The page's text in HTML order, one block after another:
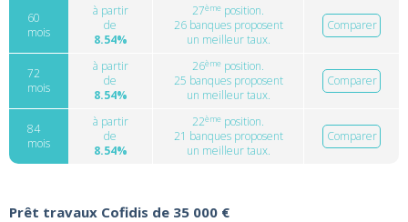
60
mois
à partir
de
8.54%
27ème position.
26 banques proposent
un meilleur taux.
Comparer
72
mois
à partir
de
8.54%
26ème position.
25 banques proposent
un meilleur taux.
Comparer
84
mois
à partir
de
8.54%
22ème position.
21 banques proposent
un meilleur taux.
Comparer
Prêt travaux Cofidis de 35 000 €